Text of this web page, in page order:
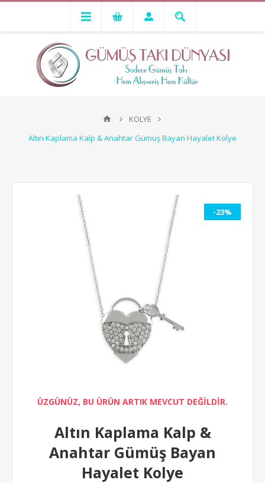
KOLYE
Altın Kaplama Kalp & Anahtar Gümüş Bayan Hayalet Kolye
-23%
ÜZGÜNÜZ, BU ÜRÜN ARTIK MEVCUT DEĞİLDİR.
Altın Kaplama Kalp &
Anahtar Gümüş Bayan
Hayalet Kolye